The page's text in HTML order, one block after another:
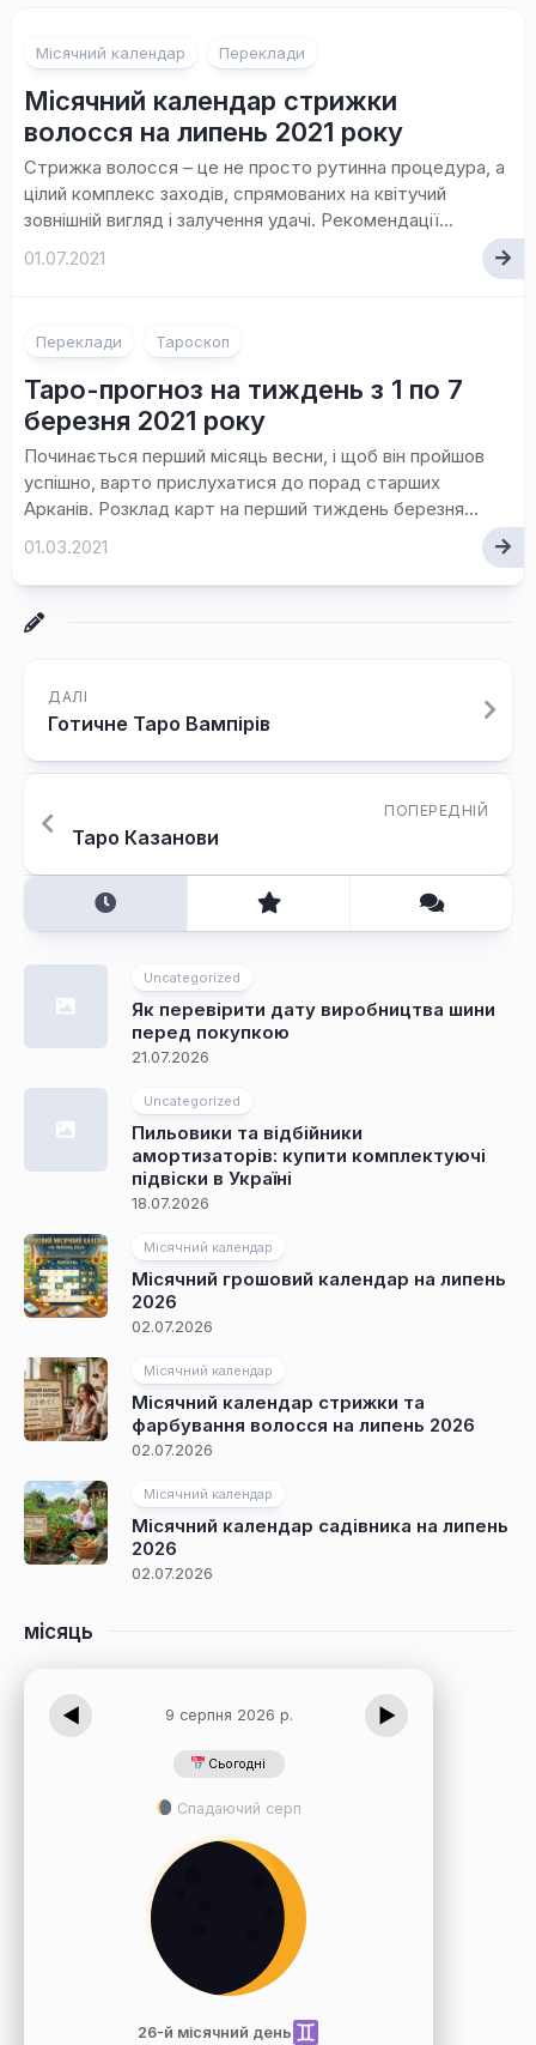
Місячний календар Переклади
Місячний календар стрижки
волосся на липень 2021 року
Стрижка волосся – це не просто рутинна процедура, а
цілий комплекс заходів, спрямованих на квітучий
зовнішній вигляд і залучення удачі. Рекомендації...
01.07.2021
Переклади Тароскоп
Таро-прогноз на тиждень з 1 по 7
березня 2021 року
Починається перший місяць весни, і щоб він пройшов
успішно, варто прислухатися до порад старших
Арканів. Розклад карт на перший тиждень березня...
01.03.2021
ДАЛІ
Готичне Таро Вампірів
ПОПЕРЕДНІЙ
Таро Казанови
Uncategorized
Як перевірити дату виробництва шини
перед покупкою
21.07.2026
Uncategorized
Пильовики та відбійники
амортизаторів: купити комплектуючі
підвіски в Україні
18.07.2026
Місячний календар
Місячний грошовий календар на липень
2026
02.07.2026
Місячний календар
Місячний календар стрижки та
фарбування волосся на липень 2026
02.07.2026
Місячний календар
Місячний календар садівника на липень
2026
02.07.2026
місяць
◀ 9 серпня 2026 р. ▶
Сьогодні
Спадаючий серп
26-й місячний день